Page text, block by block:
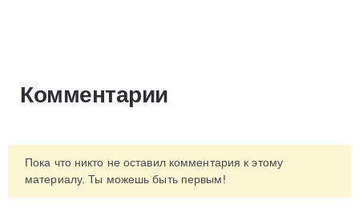
Комментарии
Пока что никто не оставил комментария к этому
материалу. Ты можешь быть первым!